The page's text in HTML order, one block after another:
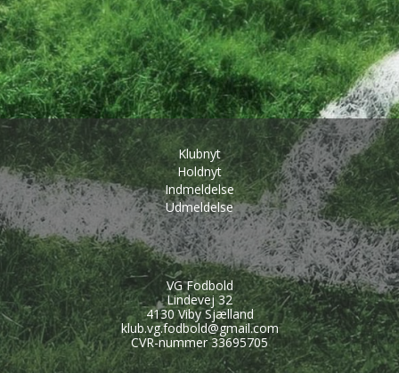
Klubnyt
Holdnyt
Indmeldelse
Udmeldelse
VG Fodbold
Lindevej 32
4130 Viby Sjælland
klub.vg.fodbold@gmail.com
CVR-nummer 33695705